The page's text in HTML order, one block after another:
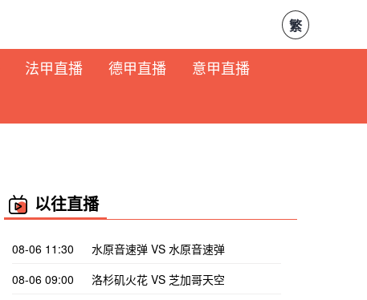
繁
法甲直播 德甲直播
意甲直播
以往直播
08-06 11:30
水原音速弹 VS 水原音速弹
08-06 09:00
洛杉矶火花 VS 芝加哥天空